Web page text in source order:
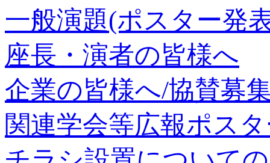
一般演題(ポスター発
座長・演者の皆様へ
企業の皆様へ/協賛募
関連学会等広報ポス